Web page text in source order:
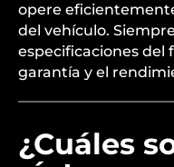
opere
del vehículo.
especificaciones
garantía y el
¿Cuáles